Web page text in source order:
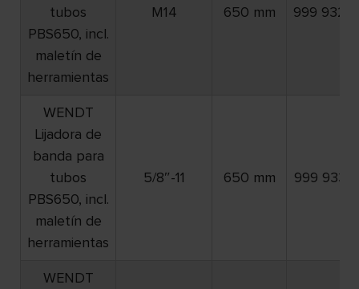
tubos
PBS650, incl.
maletín de
herramientas
M14 650 mm 999 932
WENDT
Lijadora de
banda para
tubos
PBS650, incl.
maletín de
herramientas
5/8″-11 650 mm 999 933
WENDT